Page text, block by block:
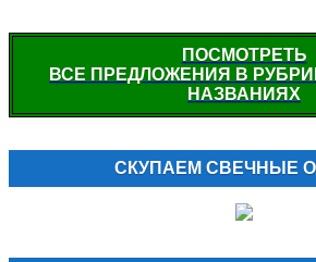
ПОСМОТРЕТЬ
ВСЕ ПРЕДЛОЖЕНИЯ В
НАЗВАНИЯХ
СКУПАЕМ СВЕЧНЫЕ